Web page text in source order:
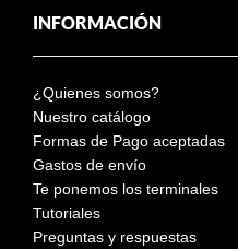
INFORMACIÓN
¿Quienes somos?
Nuestro catálogo
Formas de Pago aceptadas
Gastos de envío
Te ponemos los terminales
Tutoriales
Preguntas y respuestas